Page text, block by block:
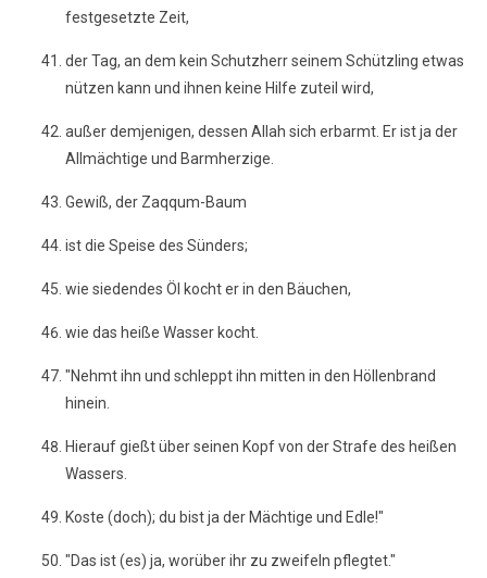
festgesetzte Zeit,
der Tag, an dem kein Schutzherr seinem Schützling etwas
nützen kann und ihnen keine Hilfe zuteil wird,
außer demjenigen, dessen Allah sich erbarmt. Er ist ja der
Allmächtige und Barmherzige.
Gewiß, der Zaqqum-Baum
ist die Speise des Sünders;
wie siedendes Öl kocht er in den Bäuchen,
wie das heiße Wasser kocht.
"Nehmt ihn und schleppt ihn mitten in den Höllenbrand
hinein.
Hierauf gießt über seinen Kopf von der Strafe des heißen
Wassers.
Koste (doch); du bist ja der Mächtige und Edle!"
"Das ist (es) ja, worüber ihr zu zweifeln pflegtet."